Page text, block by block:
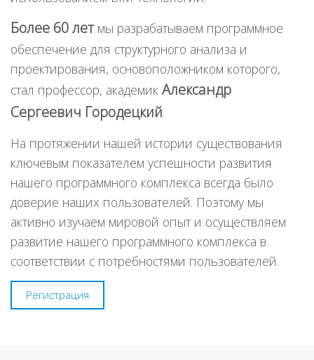
Более 60 летмы разрабатываем программное
обеспечение для структурного анализа и
проектирования, основоположником которого,
стал профессор, академик Александр
Сергеевич Городецкий.
На протяжении нашей истории существования
ключевым показателем успешности развития
нашего программного комплекса всегда было
доверие наших пользователей. Поэтому мы
активно изучаем мировой опыт и осуществляем
развитие нашего программного комплекса в
соответствии с потребностями пользователей.
Регистрация